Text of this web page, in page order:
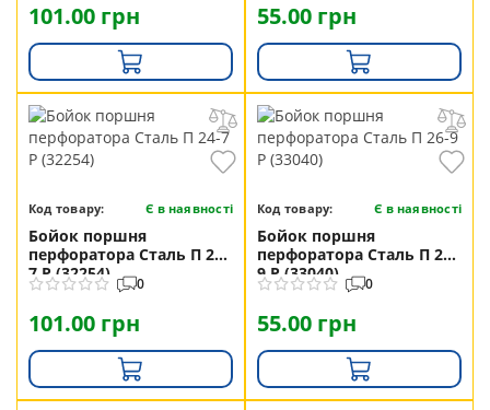
101.00 грн 55.00 грн
Код товару: Є в наявності
Бойок поршня
перфоратора Сталь П 24-
7 Р (32254)
0
101.00 грн
Код товару: Є в наявності
Бойок поршня
перфоратора Сталь П 26-
9 Р (33040)
0
55.00 грн